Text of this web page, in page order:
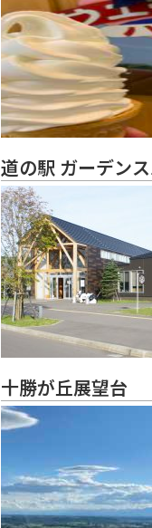
道の駅 ガーデン
十勝が丘展望台